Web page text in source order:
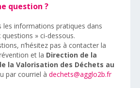
question ?
les informations pratiques dans
» ci-dessous.
n’hésitez pas à contacter la
et la Direction de la
la Valorisation des Déchets au
par courriel à dechets@agglo2b.fr